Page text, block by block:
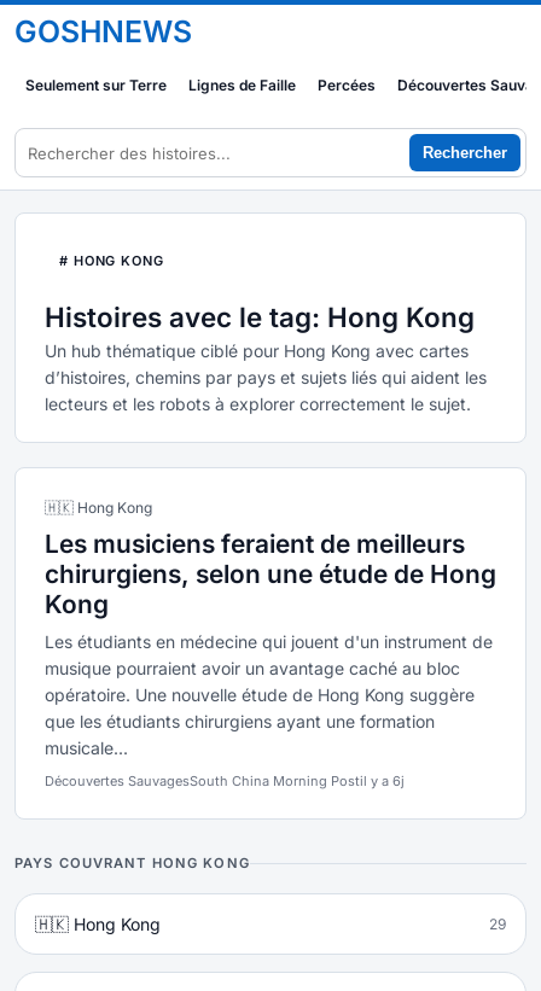
GOSHNEWS
Seulement sur Terre Lignes de Faille Percées Découvertes
Rechercher
# HONG KONG
Histoires avec le tag: Hong Kong
Un hub thématique ciblé pour Hong Kong avec cartes
d’histoires, chemins par pays et sujets liés qui aident les
lecteurs et les robots à explorer correctement le sujet.
🇭🇰 Hong Kong
Les musiciens feraient de meilleurs
chirurgiens, selon une étude de Hong
Kong
Les étudiants en médecine qui jouent d'un instrument de
musique pourraient avoir un avantage caché au bloc
opératoire. Une nouvelle étude de Hong Kong suggère
que les étudiants chirurgiens ayant une formation
musicale...
Découvertes SauvagesSouth China Morning Postil y a 6j
PAYS COUVRANT HONG KONG
🇭🇰 Hong Kong 29